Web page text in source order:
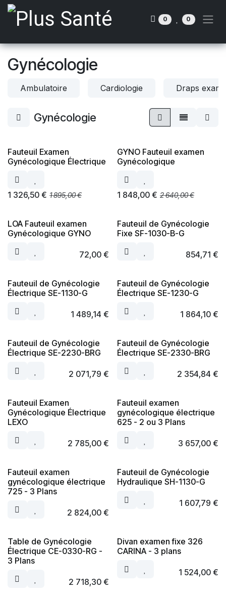
Se rendre au contenu
0 0
Gynécologie
Ambulatoire Cardiologie Draps
Gynécologie
Fauteuil Examen
Gynécologique Électrique
1 326,50 € 1 895,00€
GYNO Fauteuil examen
Gynécologique
1 848,00€ 2 640,00€
LOA Fauteuil examen
Gynécologique GYNO
72,00€
Fauteuil de Gynécologie
Fixe SF-1030-B-G
854,71 €
Fauteuil de Gynécologie
Électrique SE-1130-G
1 489,14 €
Fauteuil de Gynécologie
Électrique SE-1230-G
1 864,10€
Fauteuil de Gynécologie
Électrique SE-2230-BRG
2 071,79 €
Fauteuil de Gynécologie
Électrique SE-2330-BRG
2 354,84 €
Fauteuil Examen
Gynécologique Électrique
LEXO
2 785,00€
Fauteuil examen
gynécologique électrique
625 - 2 ou 3 Plans
3 657,00€
Fauteuil examen
gynécologique électrique
725 - 3 Plans
2 824,00€
Fauteuil de Gynécologie
Hydraulique SH-1130-G
1 607,79 €
Table de Gynécologie
Électrique CE-0330-RG -
3 Plans
2 718,30€
Divan examen fixe 326
CARINA - 3 plans
1 524,00€